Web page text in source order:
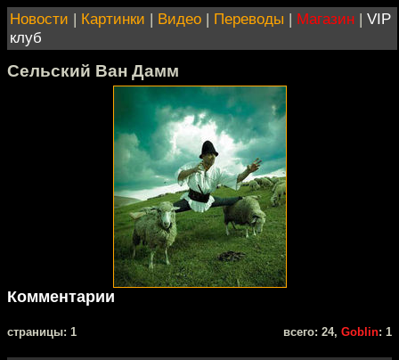
Новости | Картинки | Видео | Переводы | Магазин | VIP
клуб
Сельский Ван Дамм
Комментарии
cтраницы: 1 всего: 24, Goblin: 1